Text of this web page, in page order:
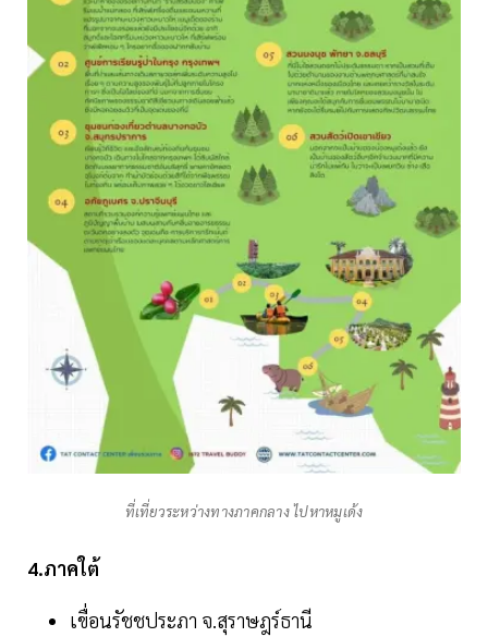
ที่เที่ยวระหว่างทางภาคกลาง ไปหาหมูเด้ง
4.ภาคใต้
เขื่อนรัชชประภา จ.สุราษฎร์ธานี